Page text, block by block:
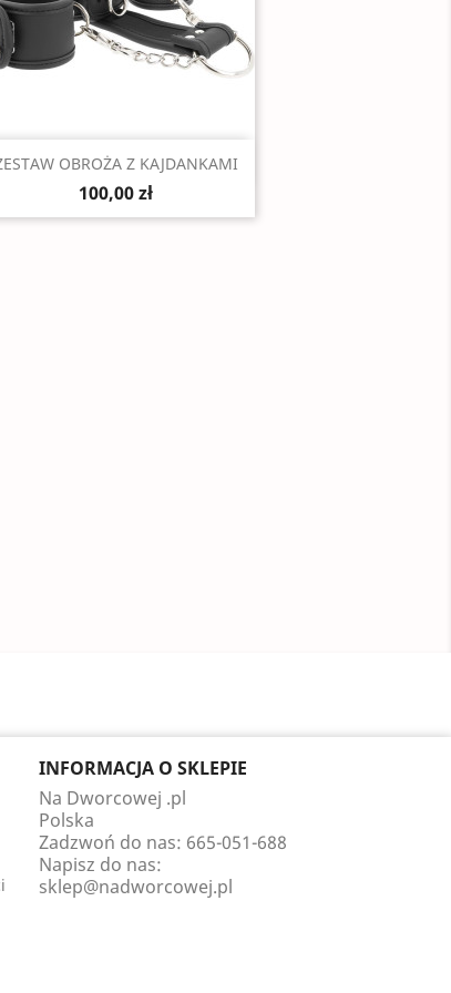
Szybki podgląd
OBROŻA Z KAJDANKAMI
100,00 zł
INFORMACJA O SKLEPIE
Na Dworcowej .pl
Polska
Zadzwoń do nas: 665-051-688
Napisz do nas:
sklep@nadworcowej.pl